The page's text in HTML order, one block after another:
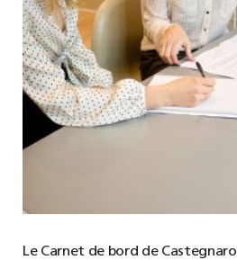
Le Carnet de bord de Castegnaro